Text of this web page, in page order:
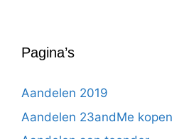
Pagina’s
Aandelen 2019
Aandelen 23andMe kopen